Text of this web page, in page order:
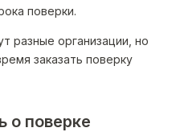
поверки.
разные организации, но
заказать поверку
о поверке